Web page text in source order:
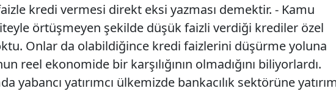
kredi vermesi direkt eksi yazması demektir. - Kamu
örtüşmeyen şekilde düşük faizli verdiği krediler özel
Onlar da olabildiğince kredi faizlerini düşürme yoluna
reel ekonomide bir karşılığının olmadığını biliyorlardı.
yabancı yatırımcı ülkemizde bankacılık sektörüne